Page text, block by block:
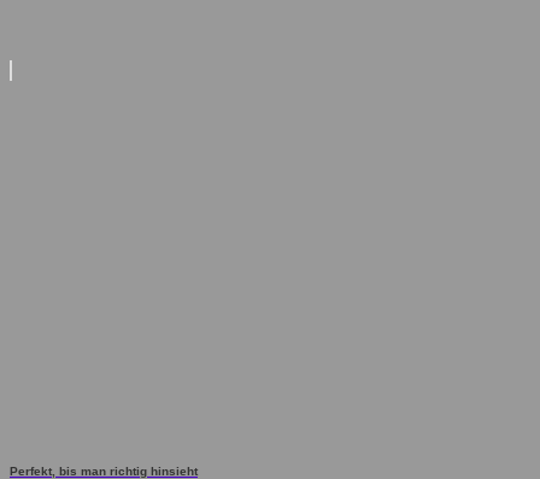
Perfekt, bis man richtig hinsieht